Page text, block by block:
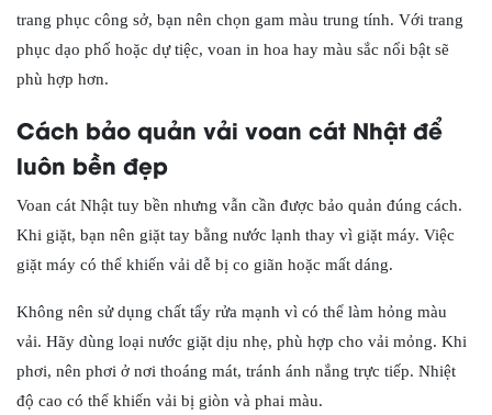
trang phục công sở, bạn nên chọn gam màu trung tính. Với trang
phục dạo phố hoặc dự tiệc, voan in hoa hay màu sắc nổi bật sẽ
phù hợp hơn.
Cách bảo quản vải voan cát Nhật để
luôn bền đẹp
Voan cát Nhật tuy bền nhưng vẫn cần được bảo quản đúng cách.
Khi giặt, bạn nên giặt tay bằng nước lạnh thay vì giặt máy. Việc
giặt máy có thể khiến vải dễ bị co giãn hoặc mất dáng.
Không nên sử dụng chất tẩy rửa mạnh vì có thể làm hỏng màu
vải. Hãy dùng loại nước giặt dịu nhẹ, phù hợp cho vải mỏng. Khi
phơi, nên phơi ở nơi thoáng mát, tránh ánh nắng trực tiếp. Nhiệt
độ cao có thể khiến vải bị giòn và phai màu.